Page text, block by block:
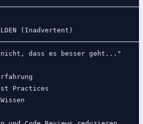
(Inadvertent)
dass es besser geht..."
Practices